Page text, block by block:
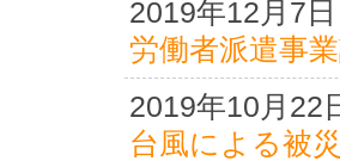
2019年12月7日
労働者派遣事
2019年10月22
台風による被